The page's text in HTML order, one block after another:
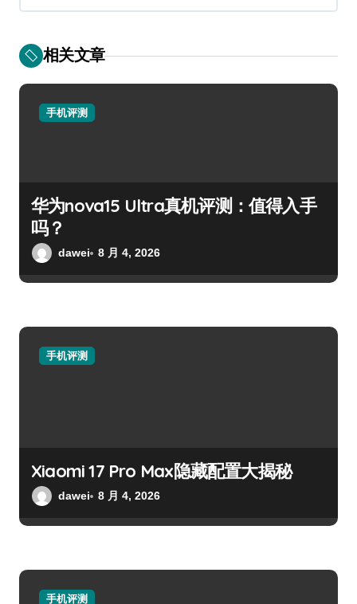
相关文章
手机评测
华为nova15 Ultra真机评测：值得入手
吗？
dawei 8 月 4, 2026
手机评测
Xiaomi 17 Pro Max隐藏配置大揭秘
dawei 8 月 4, 2026
手机评测